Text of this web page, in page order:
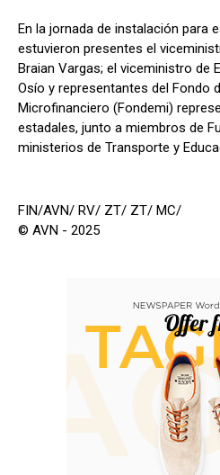
En la jornada de instalación para
estuvieron presentes el
Braian Vargas; el viceministro de
Osío y representantes del Fondo
Microfinanciero (Fondemi)
estadales, junto a miembros de
ministerios de Transporte y
FIN/AVN/ RV/ ZT/ ZT/ MC/
© AVN - 2025